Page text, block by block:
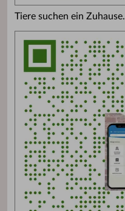
Tiere suchen ein Zuhause.